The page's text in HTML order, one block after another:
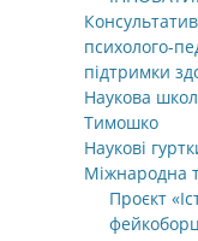
психолого-
підтримки
Наукова
Тимошко
Наукові
Міжнародна
Проєкт